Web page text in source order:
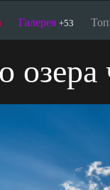
Галерея +53
озера